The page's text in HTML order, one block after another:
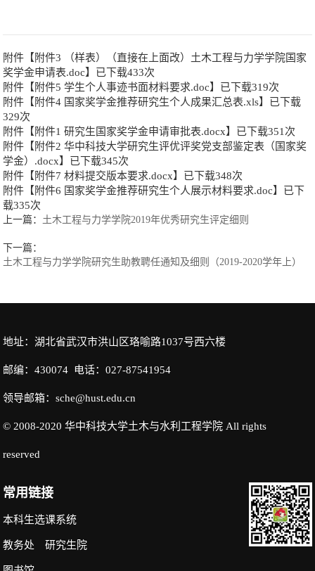
附件【 附件3 （样表）（直接在上面改）土木工程与力学学院国家
奖学金申请表.doc】已下载433次
附件【 附件5 学生个人事迹书面材料要求.doc】已下载319次
附件【 附件4 国家奖学金推荐研究生个人成果汇总表.xls】已下载
329次
附件【 附件1 研究生国家奖学金申请审批表.docx】已下载351 次
附件【 附件2 华中科技大学研究生评优评奖党支部鉴定表（国家奖
学金）.docx】已下载345次
附件【 附件7 材料提交版本要求.docx】已下载348次
附件【 附件6 国家奖学金推荐研究生个人展示材料要求.doc】已下
载335次
上一篇： 土木工程与力学学院2019年优秀研究生评定细则
下一篇：
土木工程与力学学院研究生助教聘任通知及细则（2019-2020学年上）
地址：湖北省武汉市洪山区珞喻路1037号西六楼
邮编：430074 电话：027-87541954
领导邮箱：sche@hust.edu.cn
© 2008-2020 华中科技大学土木与水利工程学院 All rights
reserved
常用链接
本科生选课系统
教务处 研究生院